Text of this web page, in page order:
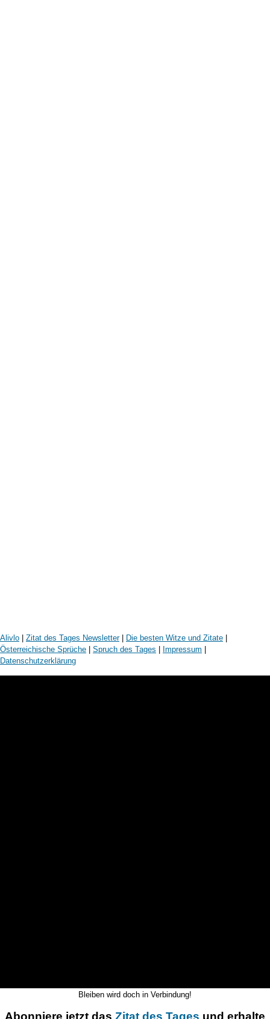
Alivlo Zitat des Tages Newsletter| Die besten Witze und Zitate
Österreichische Sprüche
Spruch des Tages Impressum
Datenschutzerklärung
Bleiben wird doch in Verbindung!
Abonniere jetzt das Zitat des Tages und erhalte